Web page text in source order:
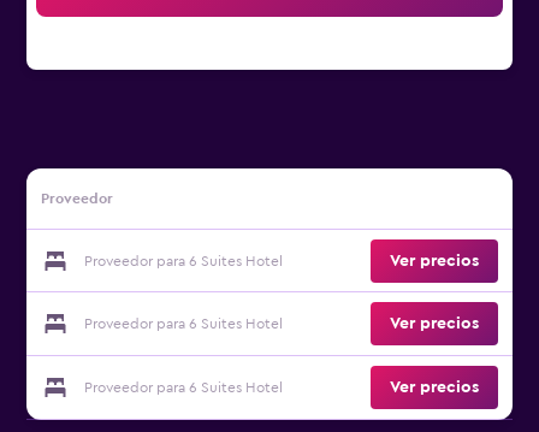
Proveedor
Proveedor para 6 Suites Hotel Ver precios
Proveedor para 6 Suites Hotel Ver precios
Proveedor para 6 Suites Hotel Ver precios